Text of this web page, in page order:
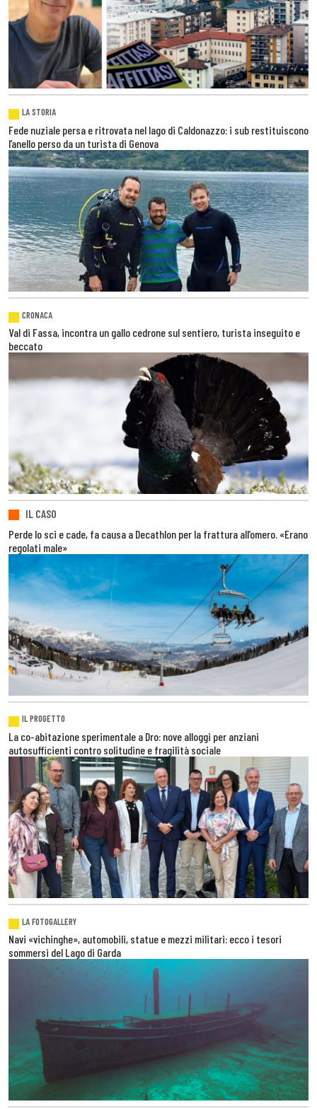
LA STORIA
Fede nuziale persa e ritrovata nel lago di Caldonazzo: i sub restituiscono
l’anello perso da un turista di Genova
CRONACA
Val di Fassa, incontra un gallo cedrone sul sentiero, turista inseguito e
beccato
IL CASO
Perde lo sci e cade, fa causa a Decathlon per la frattura all’omero. «Erano
regolati male»
IL PROGETTO
La co-abitazione sperimentale a Dro: nove alloggi per anziani
autosufficienti contro solitudine e fragilità sociale
LA FOTOGALLERY
Navi «vichinghe», automobili, statue e mezzi militari: ecco i tesori
sommersi del Lago di Garda